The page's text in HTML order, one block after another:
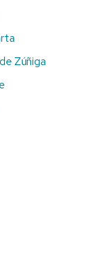
Zúñiga